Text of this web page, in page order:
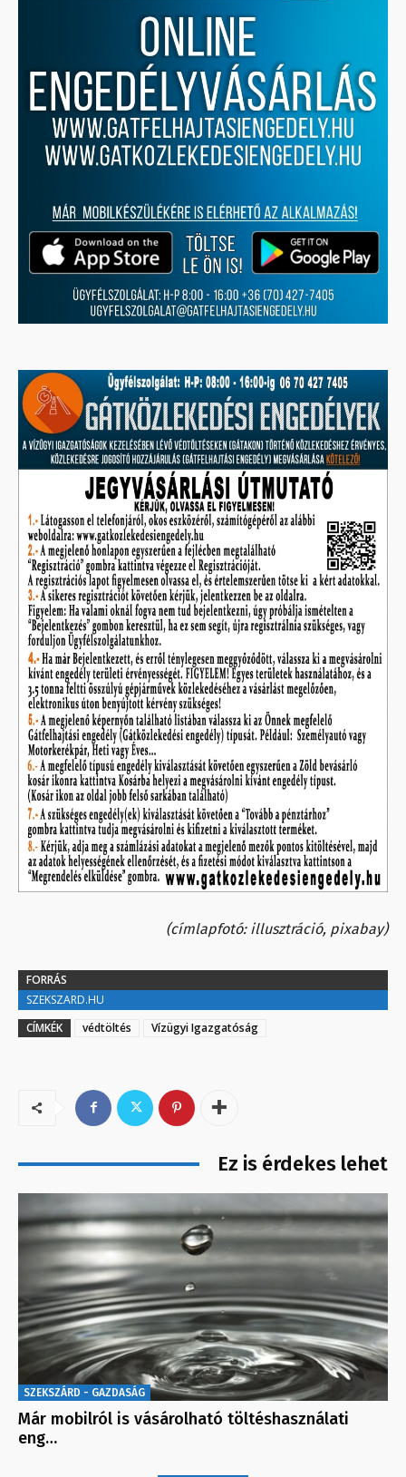
(címlapfotó: illusztráció, pixabay)
FORRÁS
SZEKSZARD.HU
CÍMKÉK
védtöltés Vízügyi Igazgatóság
Ez is érdekes lehet
SZEKSZÁRD - GAZDASÁG
Már mobilról is vásárolható töltéshasználati
eng…